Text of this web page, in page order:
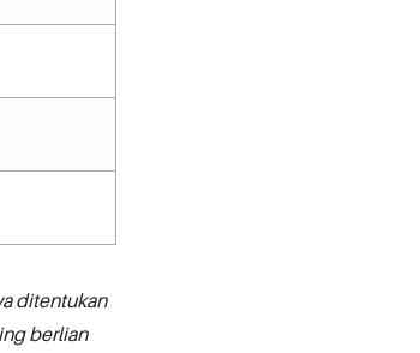
ditentukan
berlian